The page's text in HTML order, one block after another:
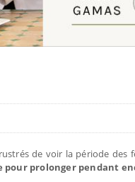
de voir la période des
pour prolonger pendant